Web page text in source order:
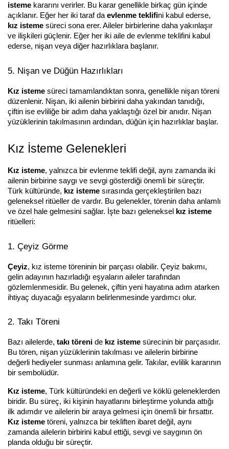
isteme kararını verirler. Bu karar genellikle birkaç gün içinde
açıklanır. Eğer her iki taraf da evlenme teklifi
kız isteme süreci sona erer. Aileler birbirlerine daha yakınlaşır
ve ilişkileri güçlenir. Eğer her iki aile de evlenme teklifini kabul
ederse, nişan veya diğer hazırlıklara başlanır.
5. Nişan ve Düğün Hazırlıkları
Kız isteme süreci tamamlandıktan sonra, genellikle nişan töreni
düzenlenir. Nişan, iki ailenin birbirini daha yakından tanıdığı,
çiftin ise evliliğe bir adım daha yaklaştığı özel bir anıdır. Nişan
yüzüklerinin takılmasının ardından, düğün için hazırlıklar başlar.
Kız İsteme Gelenekleri
Kız isteme, yalnızca bir evlenme teklifi değil, aynı zamanda iki
ailenin birbirine saygı ve sevgi gösterdiği önemli bir süreçtir.
Türk kültüründe, kız isteme sırasında gerçekleştirilen bazı
geleneksel ritüeller de vardır. Bu gelenekler, törenin daha anlamlı
ve özel hale gelmesini sağlar. İşte bazı geleneksel
kız isteme
ritüelleri:
1. Çeyiz Görme
Çeyiz, kız isteme töreninin bir parçası olabilir. Çeyiz bakımı,
gelin adayının hazırladığı eşyaların aileler tarafından
gözlemlenmesidir. Bu gelenek, çiftin yeni hayatına adım atarken
ihtiyaç duyacağı eşyaların belirlenmesinde yardımcı olur.
2. Takı Töreni
Bazı ailelerde, takı töreni de kız isteme sürecinin bir parçasıdır.
Bu tören, nişan yüzüklerinin takılması ve ailelerin birbirine
değerli hediyeler sunması anlamına gelir. Takılar, evlilik kararının
bir sembolüdür.
Kız isteme, Türk kültüründeki en değerli ve köklü geleneklerden
biridir. Bu süreç, iki kişinin hayatlarını birleştirme yolunda attığı
Kız isteme töreni, yalnızca bir tekliften ibaret değil, aynı
zamanda ailelerin birbirini kabul ettiği, sevgi ve saygının ön
planda olduğu bir süreçtir.